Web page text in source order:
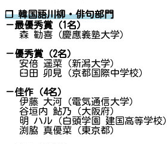
❐ 韓国語川柳・俳句部門
－最優秀賞（1名）
森 勧喜（慶應義塾大学）
－優秀賞（2名）
安倍 遥菜（新潟大学）
臼田 卯見（京都国際中学校）
－佳作（4名）
伊藤 大河（電気通信大学）
谷垣内 鮎乃（大阪府）
明 ハル（白頭学園 建国高等学校）
渕脇 真優菜（東京都）